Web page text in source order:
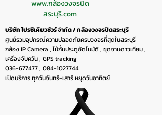
www.กล้องวงจรปิด
สระบุรี.com
บริษัท โปรซีเคียวชัวร์ จำกัด / กล้องวงจรปิดสระบุรี
ศูนย์รวมอุปกรณ์ความปลอดภัยครบวงจรที่สุดในสระบุรี
กล้อง IP Camera , ไม้กั้นประตูอัตโมมัติ , ชุดจานดาวเทียม ,
เครื่องจับควัน , GPS tracking
036-677477, 084-1027744
เปิดบริการ ทุกวันจันทร์-เสาร์ หยุดวันอาทิตย์